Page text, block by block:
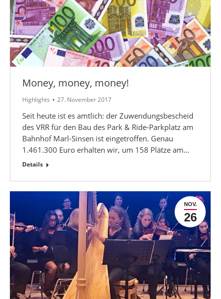
Money, money, money!
Highlights 27. November 2017
Seit heute ist es amtlich: der Zuwendungsbescheid
des VRR für den Bau des Park & Ride-Parkplatz am
Bahnhof Marl-Sinsen ist eingetroffen. Genau
1.461.300 Euro erhalten wir, um 158 Plätze am…
Details
NOV.
26